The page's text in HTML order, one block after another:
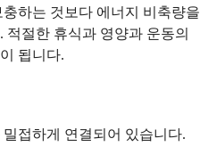
하는 것보다 에너지 비축량을
절한 휴식과 영양과 운동의
됩니다.
접하게 연결되어 있습니다.